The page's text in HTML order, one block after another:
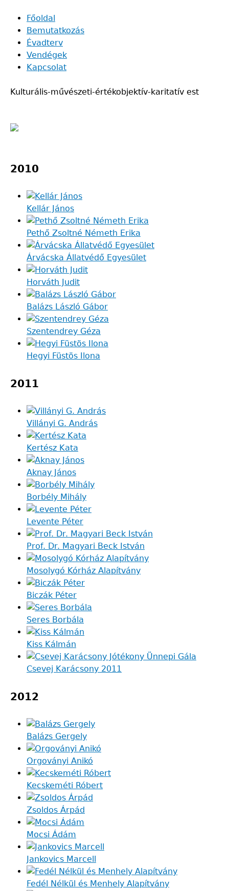
main
content
Main
navigation
Főoldal
Bemutatkozás
Évadterv
Vendégek
Kapcsolat
Kulturális-művészeti-értékobjektív-karitatív est
to
2010
Kellár János
Pethő Zsoltné Németh Erika
Árvácska Állatvédő Egyesület
Horváth Judit
Balázs László Gábor
Szentendrey Géza
Hegyi Füstös Ilona
2011
Villányi G. András
Kertész Kata
Aknay János
Borbély Mihály
Levente Péter
Prof. Dr. Magyari Beck István
Mosolygó Kórház Alapítvány
Biczák Péter
Seres Borbála
Kiss Kálmán
Csevej Karácsony 2011
2012
Balázs Gergely
Orgoványi Anikó
Kecskeméti Róbert
Zsoldos Árpád
Mocsi Ádám
Jankovics Marcell
Fedél Nélkül és Menhely Alapítvány